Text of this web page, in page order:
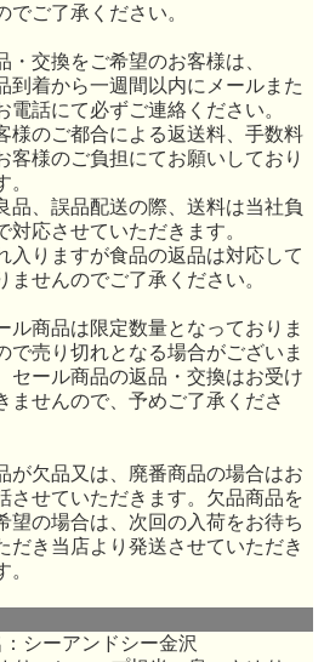
でご了承ください。
・交換をご希望のお客様は、
到着から一週間以内にメールまた
電話にて必ずご連絡ください。
様のご都合による返送料、手数料
客様のご負担にてお願いしており
。
品、誤品配送の際、送料は当社負
対応させていただきます。
入りますが食品の返品は対応して
ませんのでご了承ください。
ル商品は限定数量となっておりま
で売り切れとなる場合がございま
セール商品の返品・交換はお受け
ませんので、予めご了承くださ
が欠品又は、廃番商品の場合はお
させていただきます。欠品商品を
望の場合は、次回の入荷をお待ち
だき当店より発送させていただき
。
シーアンドシー金沢